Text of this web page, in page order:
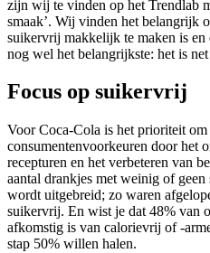
zijn wij te vinden op het Trendlab
smaak’. Wij vinden het belangrijk
suikervrij makkelijk te maken is en
nog wel het belangrijkste: het is
Focus op suikervrij
Voor Coca-Cola is het prioriteit
consumentenvoorkeuren door het
recepturen en het verbeteren van
aantal drankjes met weinig of
wordt uitgebreid; zo waren
suikervrij. En wist je dat 48% van
afkomstig is van calorievrij of -
stap 50% willen halen.